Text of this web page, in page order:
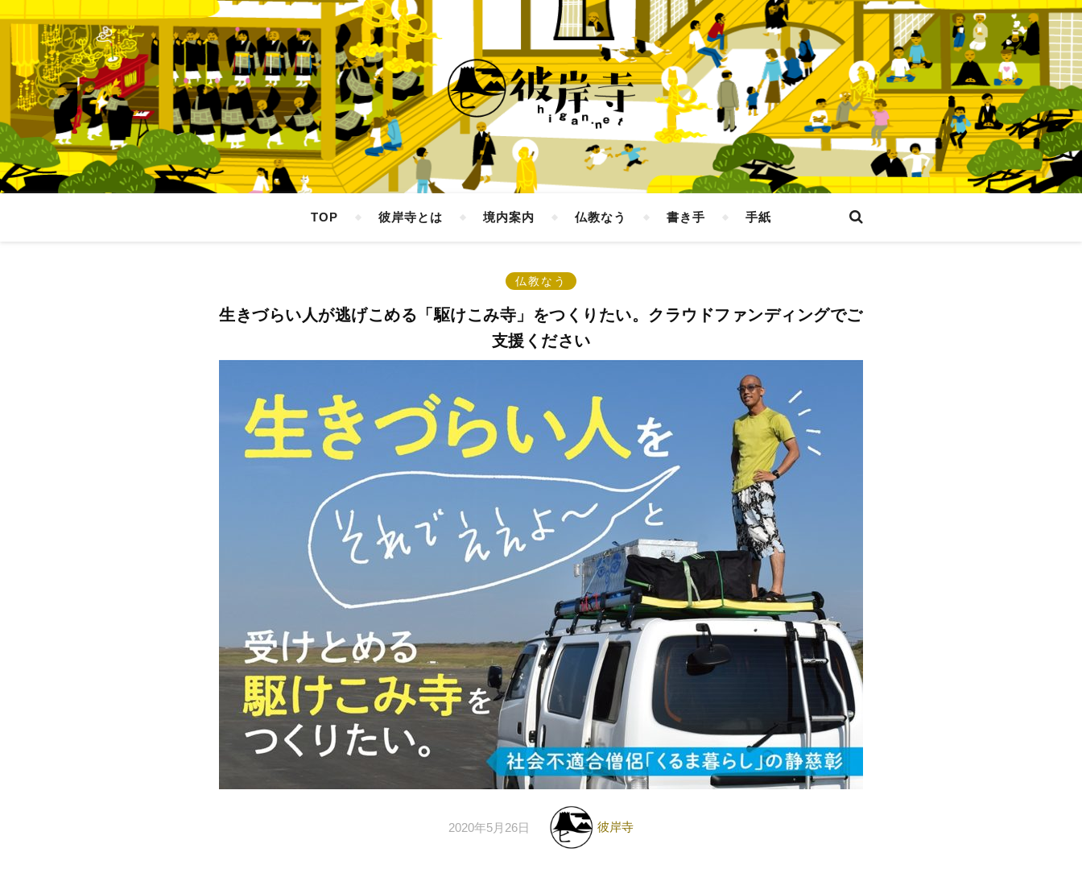
TOP 彼岸寺とは 境内案内 仏教なう 書き手 手紙
仏教なう
生きづらい人が逃げこめる「駆けこみ寺」をつくりたい。クラウドファンディングでご
支援ください
2020年5月26日 彼岸寺